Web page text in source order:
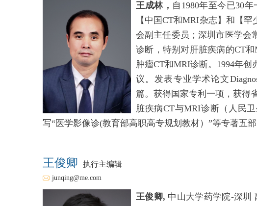
王成林， 自1980年至今已30
【中国CT和MRI杂志】和【
会副主任委员；深圳市医学会
诊断，特别对肝脏疾病的CT
肿瘤CT和MRI诊断。1994年
议。发表专业学术论文
篇。获得国家专利一项，获得
脏疾病CT与MRI诊断（人民
写“医学影像诊(教育部高职高专规划教材）”等专著五
王俊卿 执行主编辑
junqing@me.com
王俊卿, 中山大学药学院-深圳